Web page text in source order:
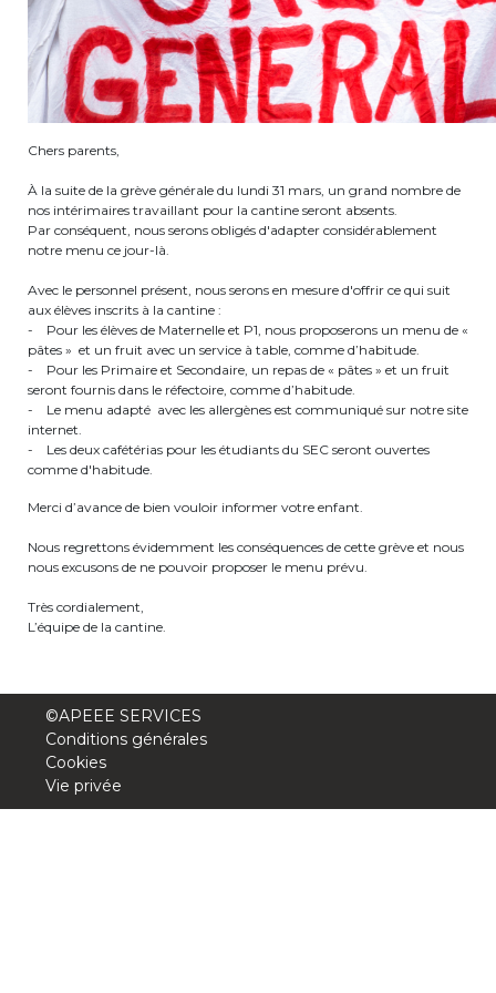
periscolaire.berkendael@apeee-bxl1-
services.be
BE91 3631 6790 0976
+32 (0)2 375 31 35
BE30 3100 2003 2711
Cantine
+32 (0)2 374 76 75
Casiers
casiers@apeee-bxl1-services.be
BE52 3101 4777 1809
Chers parents,
À la suite de la grève générale du lundi 31 mars, un grand nombre de
nos intérimaires travaillant pour la cantine seront absents.
Par conséquent, nous serons obligés d'adapter considérablement
notre menu ce jour-là.
Avec le personnel présent, nous serons en mesure d'offrir ce qui suit
aux élèves inscrits à la cantine :
- Pour les élèves de Maternelle et P1, nous proposerons un menu de «
pâtes » et un fruit avec un service à table, comme d’habitude.
- Pour les Primaire et Secondaire, un repas de « pâtes » et un fruit
seront fournis dans le réfectoire, comme d’habitude.
- Le menu adapté avec les allergènes est communiqué sur notre site
internet.
- Les deux cafétérias pour les étudiants du SEC seront ouvertes
comme d'habitude.
Merci d’avance de bien vouloir informer votre enfant.
Nous regrettons évidemment les conséquences de cette grève et nous
nous excusons de ne pouvoir proposer le menu prévu.
Très cordialement,
L’équipe de la cantine.
©APEEE SERVICES
Conditions générales
Cookies
Vie privée